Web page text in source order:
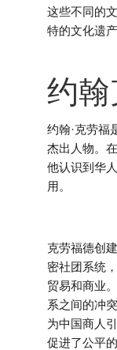
这些不同的
特的文化遗
约翰
约翰·克劳福
杰出人物。
他认识到华
用。
克劳福德创
密社团系统
贸易和商业
系之间的冲
为中国商人
促进了公平